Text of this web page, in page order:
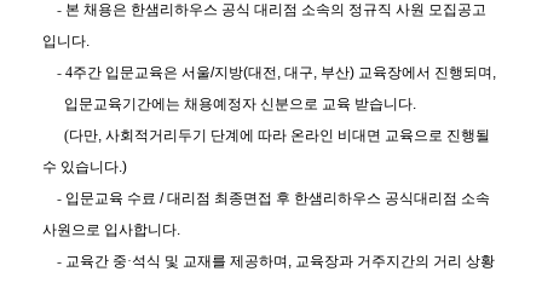
- 본 채용은 한샘리하우스 공식 대리점 소속의 정규직 사원 모집공고
입니다.
- 4주간 입문교육은 서울/지방(대전, 대구, 부산) 교육장에서 진행되며 ,
입문교육기간에는 채용예정자 신분으로 교육 받습니다.
(다만, 사회적거리두기 단계에 따라 온라인 비대면 교육으로 진행될
수 있습니다.)
- 입문교육 수료 /대리점 최종면접 후 한샘리하우스 공식대리점 소속
사원으로 입사합니다.
- 교육간 중·석식 및 교재를 제공하며 , 교육장과 거주지간의 거리 상황